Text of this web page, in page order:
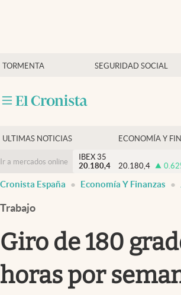
TORMENTA SEGURIDAD SOCIAL
Economía y finanzas
Criptomonedas
ULTIMAS NOTICIAS ECONOMÍA Y
Ir a mercados online
IBEX 35
20.180,4
20.180,4 0.62
Cronista España Economía Y Finanzas
Trabajo
Giro de 180
horas por